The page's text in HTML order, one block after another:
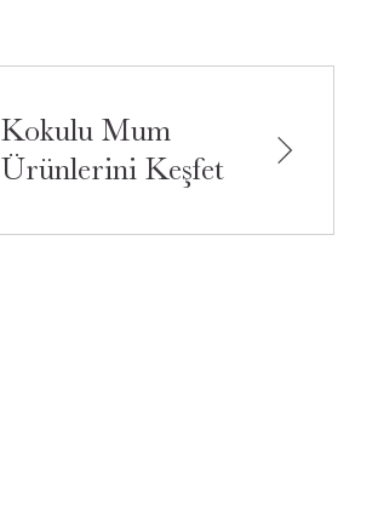
Kokulu Mum
Ürünlerini Keşfet